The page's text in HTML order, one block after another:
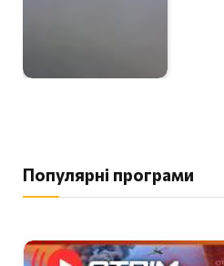
Популярні програми